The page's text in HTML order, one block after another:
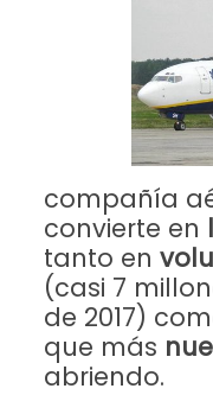
compañía
convierte en
tanto en
(casi 7
de 2017)
que más
abriendo.